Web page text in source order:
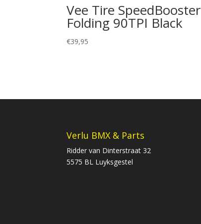
Vee Tire SpeedBooster
Folding 90TPI Black
€39,95
Verlu BMX & Parts
Ridder van Dinterstraat 32
5575 BL Luyksgestel